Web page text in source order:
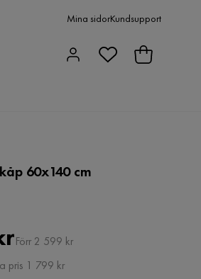
Mina sidorKundsupport
60x140 cm
Pris
Original
Pris
Förr 2 599 kr
pris 1 799 kr